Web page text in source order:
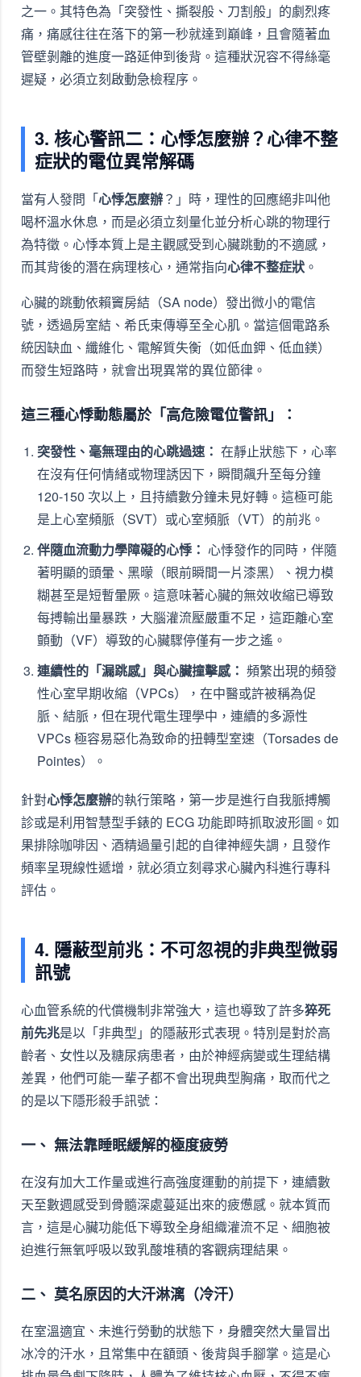
之一。其特色為「突發性、撕裂般、刀割般」的劇烈疼
痛，痛感往往在落下的第一秒就達到巔峰，且會隨著血
管壁剝離的進度一路延伸到後背。這種狀況容不得絲毫
遲疑，必須立刻啟動急檢程序。
3. 核心警訊二：心悸怎麼辦？心律不整
症狀的電位異常解碼
當有人發問「心悸怎麼辦？」時，理性的回應絕非叫他
喝杯溫水休息，而是必須立刻量化並分析心跳的物理行
為特徵。心悸本質上是主觀感受到心臟跳動的不適感，
而其背後的潛在病理核心，通常指向心律不整症狀 。
心臟的跳動依賴竇房結（SA node）發出微小的電信
號，透過房室結、希氏束傳導至全心肌。當這個電路系
統因缺血、纖維化、電解質失衡（如低血鉀、低血鎂）
而發生短路時，就會出現異常的異位節律。
這三種心悸動態屬於「高危險電位警訊」：
突發性、毫無理由的心跳過速： 在靜止狀態下，心率
在沒有任何情緒或物理誘因下，瞬間飆升至每分鐘
120-150 次以上，且持續數分鐘未見好轉。這極可能
是上心室頻脈（SVT）或心室頻脈（VT）的前兆。
伴隨血流動力學障礙的心悸： 心悸發作的同時，伴隨
著明顯的頭暈、黑曚（眼前瞬間一片漆黑）、視力模
糊甚至是短暫暈厥。這意味著心臟的無效收縮已導致
每搏輸出量暴跌，大腦灌流壓嚴重不足，這距離心室
顫動（VF）導致的心臟驟停僅有一步之遙。
連續性的「漏跳感」與心臟撞擊感： 頻繁出現的頻發
性心室早期收縮（VPCs），在中醫或許被稱為促
脈、結脈，但在現代電生理學中，連續的多源性
VPCs 極容易惡化為致命的扭轉型室速（Torsades de
Pointes）。
針對心悸怎麼辦的執行策略，第一步是進行自我脈搏觸
診或是利用智慧型手錶的 ECG 功能即時抓取波形圖。如
果排除咖啡因、酒精過量引起的自律神經失調，且發作
頻率呈現線性遞增，就必須立刻尋求心臟內科進行專科
評估。
4. 隱蔽型前兆：不可忽視的非典型微弱
訊號
心血管系統的代償機制非常強大，這也導致了許多猝死
前先兆是以「非典型」的隱蔽形式表現。特別是對於高
齡者、女性以及糖尿病患者，由於神經病變或生理結構
差異，他們可能一輩子都不會出現典型胸痛，取而代之
的是以下隱形殺手訊號：
一、 無法靠睡眠緩解的極度疲勞
在沒有加大工作量或進行高強度運動的前提下，連續數
天至數週感受到骨髓深處蔓延出來的疲憊感。就本質而
言，這是心臟功能低下導致全身組織灌流不足、細胞被
迫進行無氧呼吸以致乳酸堆積的客觀病理結果。
二、 莫名原因的大汗淋漓（冷汗）
在室溫適宜、未進行勞動的狀態下，身體突然大量冒出
冰冷的汗水，且常集中在額頭、後背與手腳掌。這是心